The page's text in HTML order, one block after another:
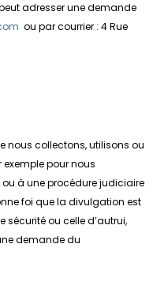
adresser une demande
ou par courrier : 4 Rue
nous collectons, utilisons ou
exemple pour nous
à une procédure judiciaire
foi que la divulgation est
sécurité ou celle d’autrui,
demande du